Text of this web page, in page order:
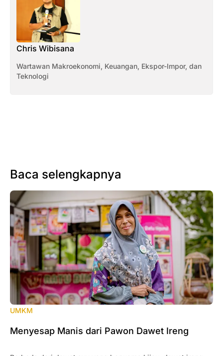
Chris Wibisana
Wartawan Makroekonomi, Keuangan, Ekspor-Impor, dan
Teknologi
Baca selengkapnya
UMKM
Menyesap Manis dari Pawon Dawet Ireng